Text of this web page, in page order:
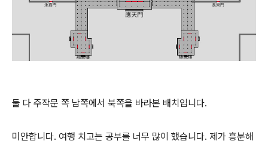
둘 다 주작문 쪽 남쪽에서 북쪽을 바라본 배치입니다.
미안합니다. 여행 치고는 공부를 너무 많이 했습니다. 제가 흥분해